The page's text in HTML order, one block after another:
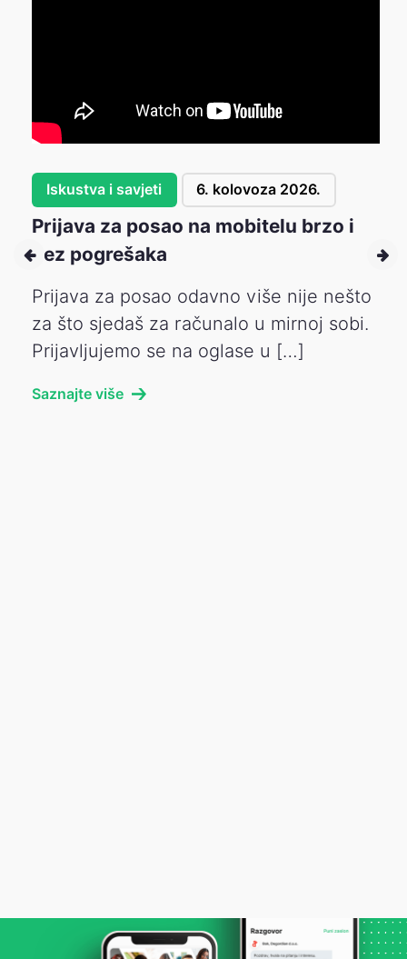
Iskustva i savjeti 6. kolovoza 2026.
Prijava za posao na mobitelu brzo i
bez pogrešaka
Prijava za posao odavno više nije nešto
za što sjedaš za računalo u mirnoj sobi.
Prijavljujemo se na oglase u […]
Saznajte više